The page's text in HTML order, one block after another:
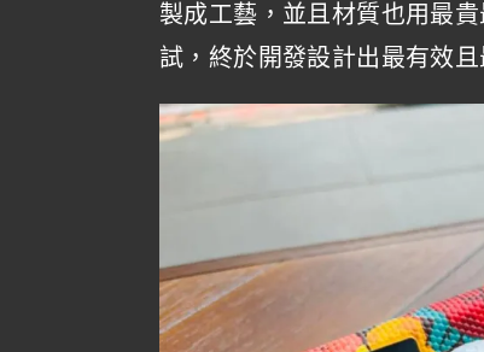
製成工藝，並且材質也用最
試，終於開發設計出最有效